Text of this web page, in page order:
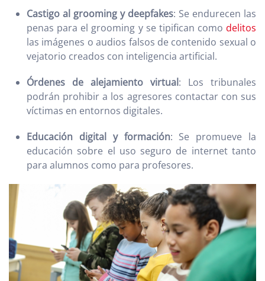
Castigo al grooming y deepfakes: Se endurecen las
penas para el grooming y se tipifican como delitos
las imágenes o audios falsos de contenido sexual o
vejatorio creados con inteligencia artificial.
Órdenes de alejamiento virtual: Los tribunales
podrán prohibir a los agresores contactar con sus
víctimas en entornos digitales.
Educación digital y formación: Se promueve la
educación sobre el uso seguro de internet tanto
para alumnos como para profesores.